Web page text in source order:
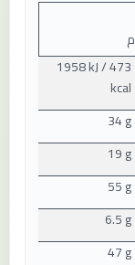
1958 kJ / 473
kcal
34 g
19 g
55 g
6.5 g
47 g